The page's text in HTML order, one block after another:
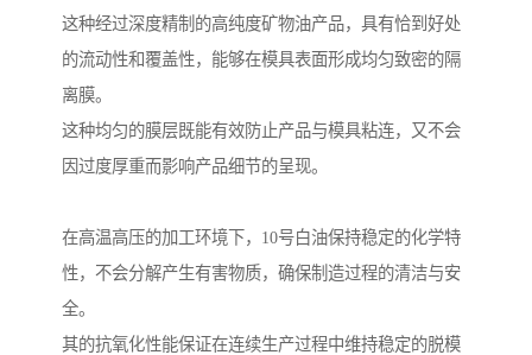
这种经过深度精制的高纯度矿物油产品，具有恰到好处
的流动性和覆盖性，能够在模具表面形成均匀致密的隔
离膜。
这种均匀的膜层既能有效防止产品与模具粘连，又不会
因过度厚重而影响产品细节的呈现。
在高温高压的加工环境下，10号白油保持稳定的化学特
性，不会分解产生有害物质，确保制造过程的清洁与安
全。
其的抗氧化性能保证在连续生产过程中维持稳定的脱模